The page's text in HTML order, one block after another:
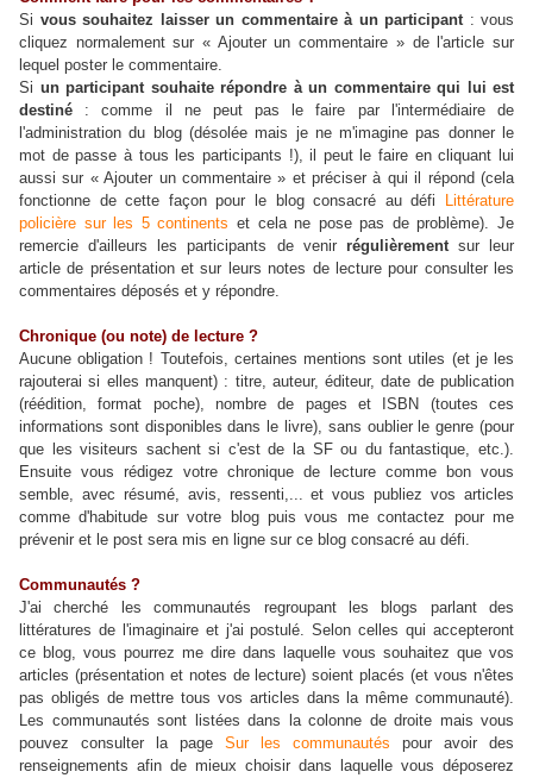
Si vous souhaitez laisser un commentaire à un participant: vous
cliquez normalement sur « Ajouter un commentaire » de l'article sur
lequel poster le commentaire.
Si un participant souhaite répondre à un commentaire qui lui est
destiné : comme il ne peut pas le faire par l'intermédiaire de
l'administration du blog (désolée mais je ne m'imagine pas donner le
mot de passe à tous les participants !), il peut le faire en cliquant lui
aussi sur « Ajouter un commentaire » et préciser à qui il répond (cela
fonctionne de cette façon pour le blog consacré au défi
Littérature
policière sur les 5 continents et cela ne pose pas de problème). Je
remercie d'ailleurs les participants de venir régulièrementsur leur
article de présentation et sur leurs notes de lecture pour consulter les
commentaires déposés et y répondre.
Chronique (ou note) de lecture ?
Aucune obligation ! Toutefois, certaines mentions sont utiles (et je les
rajouterai si elles manquent) : titre, auteur, éditeur, date de publication
(réédition, format poche), nombre de pages et ISBN (toutes ces
informations sont disponibles dans le livre), sans oublier le genre (pour
que les visiteurs sachent si c'est de la SF ou du fantastique, etc.).
Ensuite vous rédigez votre chronique de lecture comme bon vous
semble, avec résumé, avis, ressenti,... et vous publiez vos articles
comme d'habitude sur votre blog puis vous me contactez pour me
prévenir et le post sera mis en ligne sur ce blog consacré au défi.
Communautés ?
J'ai cherché les communautés regroupant les blogs parlant des
littératures de l'imaginaire et j'ai postulé. Selon celles qui accepteront
ce blog, vous pourrez me dire dans laquelle vous souhaitez que vos
articles (présentation et notes de lecture) soient placés (et vous n'êtes
pas obligés de mettre tous vos articles dans la même communauté).
Les communautés sont listées dans la colonne de droite mais vous
pouvez consulter la page Sur les communautés pour avoir des
renseignements afin de mieux choisir dans laquelle vous déposerez